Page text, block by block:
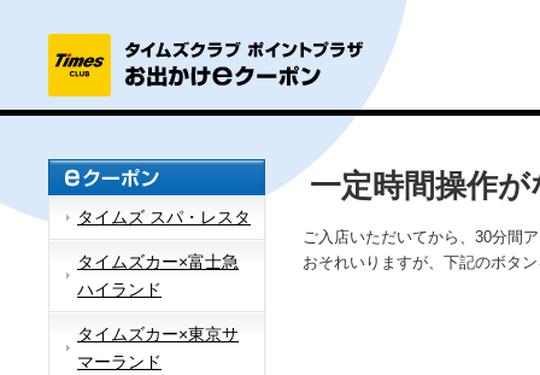
タイムズ スパ・レスタ
タイムズカー×富士急
ハイランド
タイムズカー×東京サ
マーランド
一定時間操作
ご入店いただいてから、30分間
おそれいりますが、下記のボタ